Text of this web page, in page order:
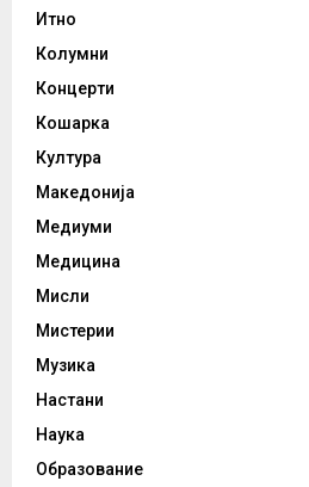
Итно
Колумни
Концерти
Кошарка
Култура
Македонија
Медиуми
Медицина
Мисли
Мистерии
Музика
Настани
Наука
Образование